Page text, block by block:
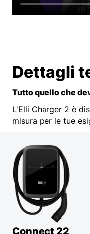
Dettagli
Tutto quello che
L'Elli Charger 2 è
misura per le tue
Connect 22